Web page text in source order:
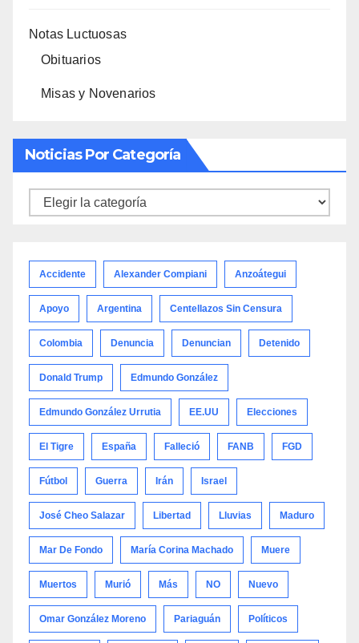
Notas Luctuosas
Obituarios
Misas y Novenarios
Noticias Por Categoría
Noticias
Accidente Alexander Compiani Anzoátegui
Apoyo Argentina Centellazos Sin Censura
Colombia Denuncia Denuncian Detenido
Donald Trump Edmundo González
Edmundo González Urrutia EE.UU Elecciones
El Tigre España Falleció FANB FGD
Fútbol Guerra Irán Israel
José Cheo Salazar Libertad Lluvias Maduro
Mar De Fondo María Corina Machado Muere
Muertos Murió Más NO Nuevo
Omar González Moreno Pariaguán Políticos